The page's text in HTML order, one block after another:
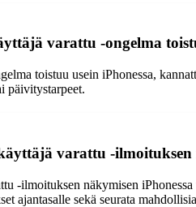
varattu -ongelma
toistuu usein iPhonessa,
päivitystarpeet.
varattu -ilmoituksen
-ilmoituksen näkymisen
ajantasalle sekä seurata